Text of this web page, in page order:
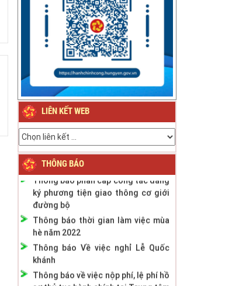
LIÊN KẾT WEB
THÔNG BÁO
Thông báo về việc nghỉ Tết Nguyên
đán Bính Ngọ năm 2026
Thông báo về việc nghỉ Tết Nguyên
đán Giáp Thìn năm 2024
Thông báo Lịch nghỉ Lễ Quốc khánh
ngày 2/9/2023
Thông báo phân cấp công tác đăng
ký phương tiện giao thông cơ giới
đường bộ
Thông báo thời gian làm việc mùa
hè năm 2022
Thông báo Về việc nghỉ Lễ Quốc
khánh
Thông báo về việc nộp phí, lệ phí hồ
sơ thủ tục hành chính tại Trung tâm